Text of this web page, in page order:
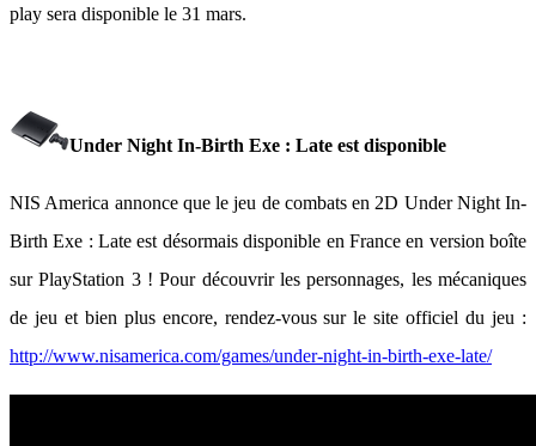
play sera disponible le 31 mars.
Under Night In-Birth Exe : Late est disponible
NIS America annonce que le jeu de combats en 2D Under Night In-
Birth Exe : Late est désormais disponible en France en version boîte
sur PlayStation 3 ! Pour découvrir les personnages, les mécaniques
de jeu et bien plus encore, rendez-vous sur le site officiel du jeu :
http://www.nisamerica.com/games/under-night-in-birth-exe-late/